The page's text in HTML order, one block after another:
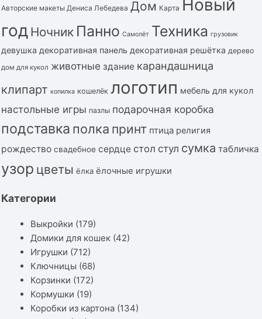
Авторские макеты Дениса Лебедева Дом Карта
Новый
год Ночник Панно Самолёт Техника грузовик
девушка декоративная панель декоративная решётка дерево
дом для кукол животные здание карандашница
клипарт копилка кошелёк логотип мебель для кукол
настольные игры пазлы подарочная коробка
подставка полка принт птица религия
рождество свадебное сердце стол стул сумка табличка
узор цветы ёлка ёлочные игрушки
Категории
Выкройки (179)
Домики для кошек (42)
Игрушки (712)
Ключницы (68)
Корзинки (172)
Кормушки (19)
Коробки из картона (134)